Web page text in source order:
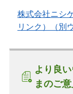
株式会社ニシ
リンク）（別
より良
まのご